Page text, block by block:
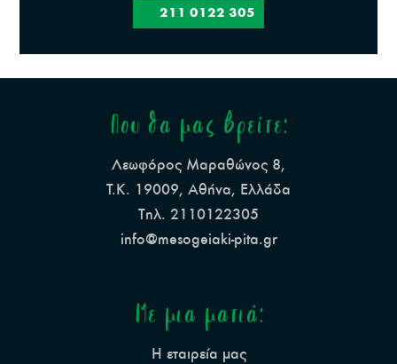
211 0122 305
Που θα μας βρείτε:
Λεωφόρος Μαραθώνος 8,
Τ.Κ. 19009, Αθήνα, Ελλάδα
Τηλ. 2110122305
info@mesogeiaki-pita.gr
Με μια ματιά:
Η εταιρεία μας